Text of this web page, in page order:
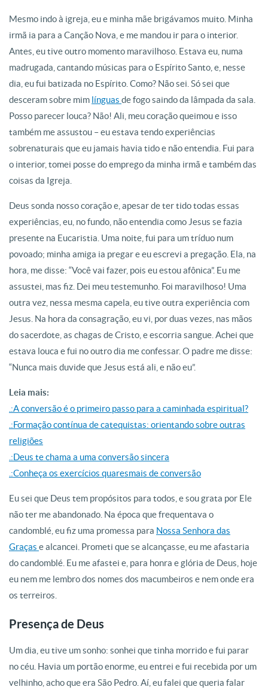
Mesmo indo à igreja, eu e minha mãe brigávamos muito. Minha
irmã ia para a Canção Nova, e me mandou ir para o interior.
Antes, eu tive outro momento maravilhoso. Estava eu, numa
madrugada, cantando músicas para o Espírito Santo, e, nesse
dia, eu fui batizada no Espírito. Como? Não sei. Só sei que
desceram sobre mim línguas de fogo saindo da lâmpada da sala.
Posso parecer louca? Não! Ali, meu coração queimou e isso
também me assustou – eu estava tendo experiências
sobrenaturais que eu jamais havia tido e não entendia. Fui para
o interior, tomei posse do emprego da minha irmã e também das
coisas da Igreja.
Deus sonda nosso coração e, apesar de ter tido todas essas
experiências, eu, no fundo, não entendia como Jesus se fazia
presente na Eucaristia. Uma noite, fui para um tríduo num
povoado; minha amiga ia pregar e eu escrevi a pregação. Ela, na
hora, me disse: “Você vai fazer, pois eu estou afônica”. Eu me
assustei, mas fiz. Dei meu testemunho. Foi maravilhoso! Uma
outra vez, nessa mesma capela, eu tive outra experiência com
Jesus. Na hora da consagração, eu vi, por duas vezes, nas mãos
do sacerdote, as chagas de Cristo, e escorria sangue. Achei que
estava louca e fui no outro dia me confessar. O padre me disse:
“Nunca mais duvide que Jesus está ali, e não eu”.
Leia mais:
.:A conversão é o primeiro passo para a caminhada espiritual?
.:Formação contínua de catequistas: orientando sobre outras
religiões
.:Deus te chama a uma conversão sincera
.:Conheça os exercícios quaresmais de conversão
Eu sei que Deus tem propósitos para todos, e sou grata por Ele
não ter me abandonado. Na época que frequentava o
candomblé, eu fiz uma promessa para Nossa Senhora das
Graças e alcancei. Prometi que se alcançasse, eu me afastaria
do candomblé. Eu me afastei e, para honra e glória de Deus, hoje
eu nem me lembro dos nomes dos macumbeiros e nem onde era
os terreiros.
Presença de Deus
Um dia, eu tive um sonho: sonhei que tinha morrido e fui parar
no céu. Havia um portão enorme, eu entrei e fui recebida por um
velhinho, acho que era São Pedro. Aí, eu falei que queria falar